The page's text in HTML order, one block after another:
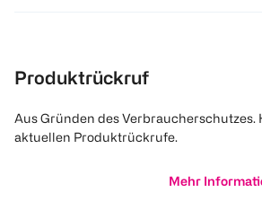
Produktrückruf
Aus Gründen des Verbraucherschutzes.
aktuellen Produktrückrufe.
Mehr